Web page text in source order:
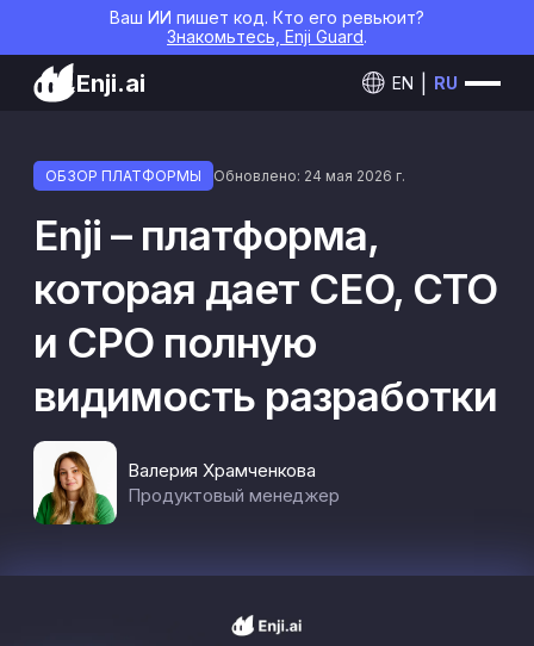
Ваш ИИ пишет код. Кто его ревьюит?
Знакомьтесь, Enji Guard.
Enji.ai EN RU
ОБЗОР ПЛАТФОРМЫ Обновлено: 24 мая 2026 г.
Enji – платформа,
которая дает CEO, CTO
и CPO полную
видимость разработки
Валерия Храмченкова
Продуктовый менеджер